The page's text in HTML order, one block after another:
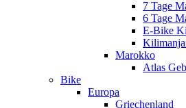
7 Tage
6 Tage
E-Bike
Marokko
Atlas
Bike
Europa
Griechenland